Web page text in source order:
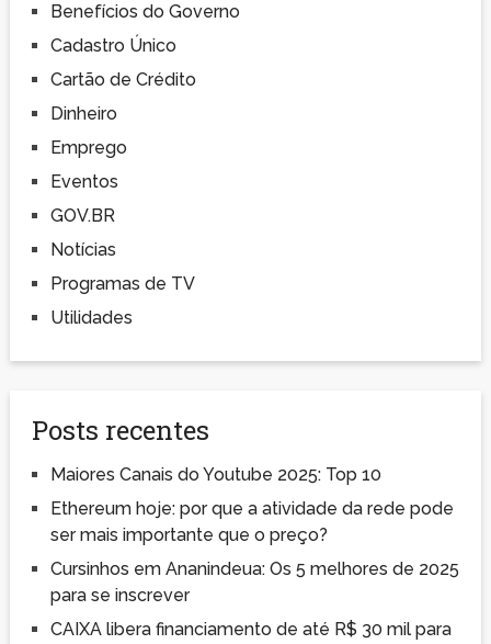
Benefícios do Governo
Cadastro Único
Cartão de Crédito
Dinheiro
Emprego
Eventos
GOV.BR
Notícias
Programas de TV
Utilidades
Posts recentes
Maiores Canais do Youtube 2025: Top 10
Ethereum hoje: por que a atividade da rede pode
ser mais importante que o preço?
Cursinhos em Ananindeua: Os 5 melhores de 2025
para se inscrever
CAIXA libera financiamento de até R$ 30 mil para